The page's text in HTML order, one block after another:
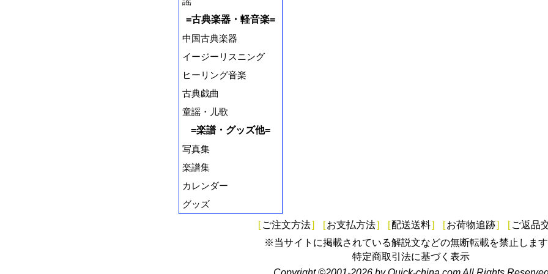
=古典楽器・軽音楽=
中国古典楽器
イージーリスニング
ヒーリング音楽
古典戯曲
童謡・儿歌
=楽譜・グッズ他=
写真集
楽譜集
カレンダー
グッズ
[ ご注文方法] [お支払方法] [配送送料] [お荷物追跡] [ ご返品
※当サイトに掲載されている解説文などの無断転載を禁止します
特定商取引法に基づく表示